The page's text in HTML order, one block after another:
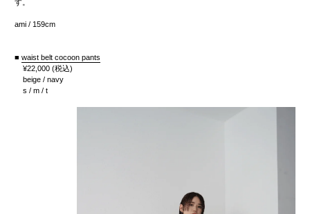
す。
ami / 159cm
■ waist belt cocoon pants
¥22,000 (税込)
beige / navy
s / m / t